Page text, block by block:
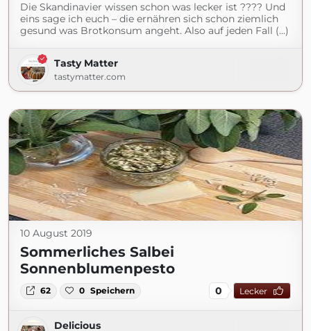
Die Skandinavier wissen schon was lecker ist ???? Und
eins sage ich euch – die ernähren sich schon ziemlich
gesund was Brotkonsum angeht. Also auf jeden Fall (...)
Tasty Matter
tastymatter.com
10 August 2019
Sommerliches Salbei
Sonnenblumenpesto
62 0 Speichern 0 Lecker
Delicious